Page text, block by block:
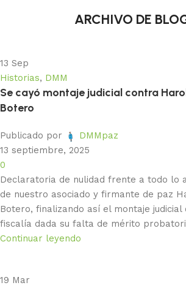
ARCHIVO DE
13 Sep
Historias, DMM
Se cayó montaje judicial contra
Botero
Publicado por
DMMpaz
13 septiembre, 2025
0
Declaratoria de nulidad frente a todo lo
de nuestro asociado y firmante de paz
Botero, finalizando así el montaje
fiscalía dada su falta de mérito
Continuar leyendo
19 Mar